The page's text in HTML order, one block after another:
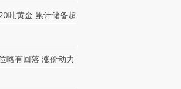
吨黄金 累计储备超
略有回落 涨价动力